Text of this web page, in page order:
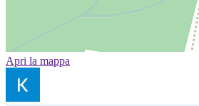
Apri la mappa